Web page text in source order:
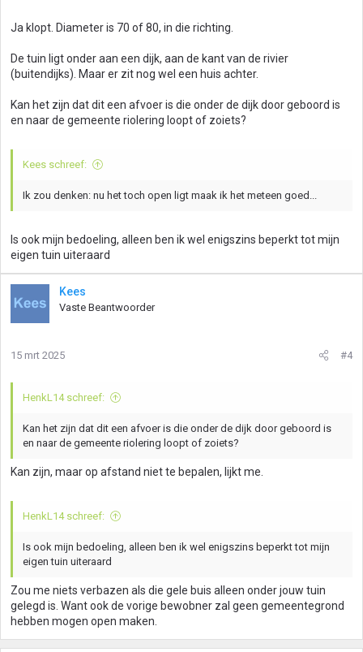
Ja klopt. Diameter is 70 of 80, in die richting.
De tuin ligt onder aan een dijk, aan de kant van de rivier
(buitendijks). Maar er zit nog wel een huis achter.
Kan het zijn dat dit een afvoer is die onder de dijk door geboord is
en naar de gemeente riolering loopt of zoiets?
Kees schreef:
Ik zou denken: nu het toch open ligt maak ik het meteen goed...
Is ook mijn bedoeling, alleen ben ik wel enigszins beperkt tot mijn
eigen tuin uiteraard
Kees
Vaste Beantwoorder
15 mrt 2025 #4
HenkL14 schreef:
Kan het zijn dat dit een afvoer is die onder de dijk door geboord is
en naar de gemeente riolering loopt of zoiets?
Kan zijn, maar op afstand niet te bepalen, lijkt me.
HenkL14 schreef:
Is ook mijn bedoeling, alleen ben ik wel enigszins beperkt tot mijn
eigen tuin uiteraard
Zou me niets verbazen als die gele buis alleen onder jouw tuin
gelegd is. Want ook de vorige bewobner zal geen gemeentegrond
hebben mogen open maken.